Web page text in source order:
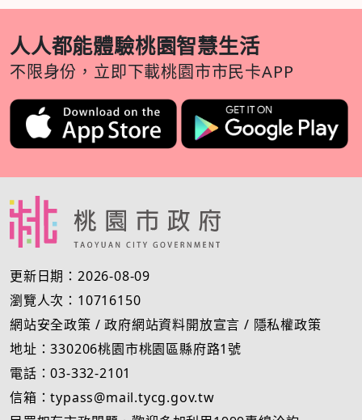
人人都能體驗桃園智慧生活
不限身份，立即下載桃園市市民卡APP
更新日期：2026-08-09
瀏覽人次：10716150
網站安全政策 /政府網站資料開放宣言 / 隱私權政策
地址：330206桃園市桃園區縣府路1號
電話：03-332-2101
信箱：typass@mail.tycg.gov.tw